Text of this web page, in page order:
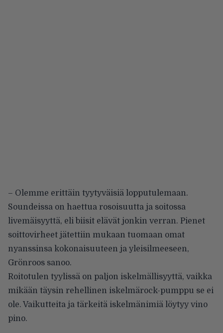
– Olemme erittäin tyytyväisiä lopputulemaan.
Soundeissa on haettua rosoisuutta ja soitossa
livemäisyyttä, eli biisit elävät jonkin verran. Pienet
soittovirheet jätettiin mukaan tuomaan omat
nyanssinsa kokonaisuuteen ja yleisilmeeseen,
Grönroos sanoo.
Roitotulen tyylissä on paljon iskelmällisyyttä, vaikka
mikään täysin rehellinen iskelmärock-pumppu se ei
ole. Vaikutteita ja tärkeitä iskelmänimiä löytyy vino
pino.